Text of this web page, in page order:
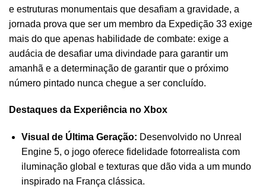
e estruturas monumentais que desafiam a gravidade, a
jornada prova que ser um membro da Expedição 33 exige
mais do que apenas habilidade de combate: exige a
audácia de desafiar uma divindade para garantir um
amanhã e a determinação de garantir que o próximo
número pintado nunca chegue a ser concluído.
Destaques da Experiência no Xbox
Visual de Última Geração: Desenvolvido no Unreal
Engine 5, o jogo oferece fidelidade fotorrealista com
iluminação global e texturas que dão vida a um mundo
inspirado na França clássica.